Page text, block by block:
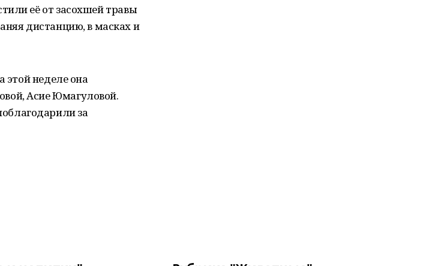
её от засохшей травы
дистанцию, в масках и
этой неделе она
Асие Юмагуловой.
за